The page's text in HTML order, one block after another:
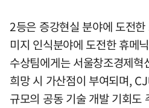
2등은 증강현실 분야에 도전
미지 인식분야에 도전한 휴메
수상팀에게는 서울창조경제
희망 시 가산점이 부여되며,
규모의 공동 기술 개발 기회도